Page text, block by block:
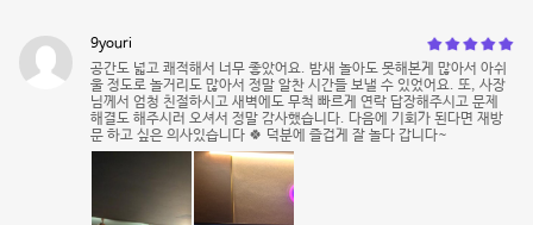
9youri
공간도 넓고 쾌적해서 너무 좋았어요. 밤새 놀아도 못해본게 많아서 아쉬
울 정도로 놀거리도 많아서 정말 알찬 시간들 보낼 수 있었어요. 또, 사장
님께서 엄청 친절하시고 새벽에도 무척 빠르게 연락 답장해주시고 문제
해결도 해주시러 오셔서 정말 감사했습니다. 다음에 기회가 된다면 재방
문 하고 싶은 의사있습니다 🍀 덕분에 즐겁게 잘 놀다 갑니다~